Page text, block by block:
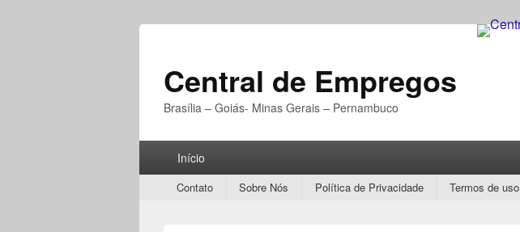
Central de Empregos
Brasília – Goiás- Minas Gerais – Pernambuco
PrincipalInício
Secondary
Contato Sobre Nós Política de Privacidade Termos de uso